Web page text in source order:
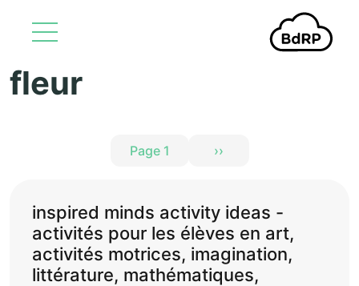
fleur
Page 1 ››
inspired minds activity ideas -
activités pour les élèves en art,
activités motrices, imagination,
littérature, mathématiques,